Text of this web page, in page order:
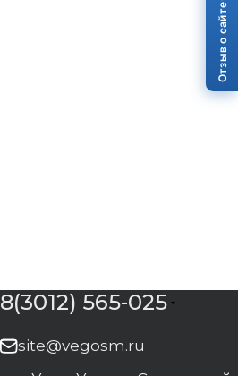
8(3012) 565-025
site@vegosm.ru
Отзыв о сайте